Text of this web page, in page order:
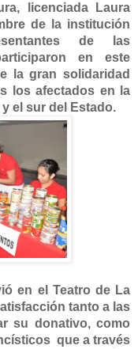
, licenciada Laura
de la institución
de las
en este
la gran solidaridad
los afectados en la
el sur del Estado.
en el Teatro de La
tanto a las
su donativo, como
que a través